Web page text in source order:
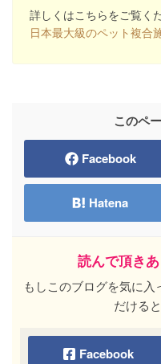
詳しくはこちらをご覧く
日本最大級のペット複合
このペ
Facebook
Hatena
読んで頂き
もしこのブログを気に
だける
Facebook